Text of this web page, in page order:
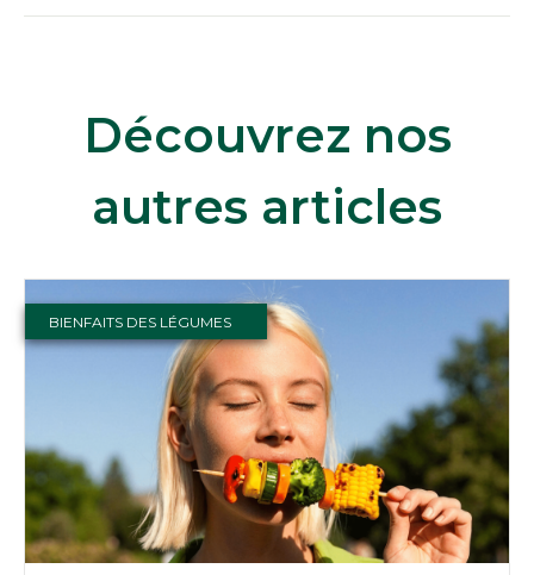
Découvrez nos
autres articles
BIENFAITS DES LÉGUMES